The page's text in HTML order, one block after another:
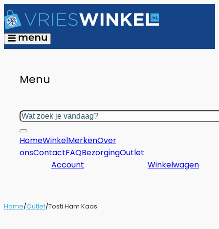
Menu
Zoeken
HomeWinkelMerkenOver
onsContactFAQBezorgingOutlet
Account
Winkelwagen
Home/Outlet/Tosti Ham Kaas